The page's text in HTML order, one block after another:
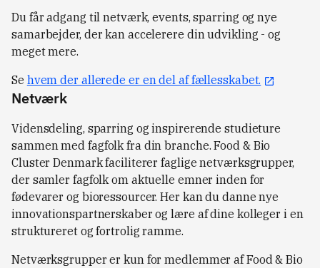
Du får adgang til netværk, events, sparring og nye
samarbejder, der kan accelerere din udvikling - og
meget mere.
Se hvem der allerede er en del af fællesskabet.
Netværk
Vidensdeling, sparring og inspirerende studieture
sammen med fagfolk fra din branche. Food & Bio
Cluster Denmark faciliterer faglige netværksgrupper,
der samler fagfolk om aktuelle emner inden for
fødevarer og bioressourcer. Her kan du danne nye
innovationspartnerskaber og lære af dine kolleger i en
struktureret og fortrolig ramme.
Netværksgrupper er kun for medlemmer af Food & Bio